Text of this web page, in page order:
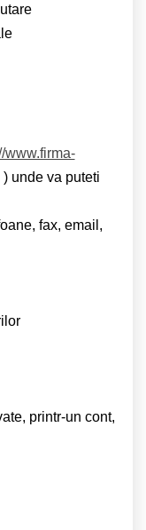
www.firma-
) unde va puteti
fax, email,
printr-un cont,